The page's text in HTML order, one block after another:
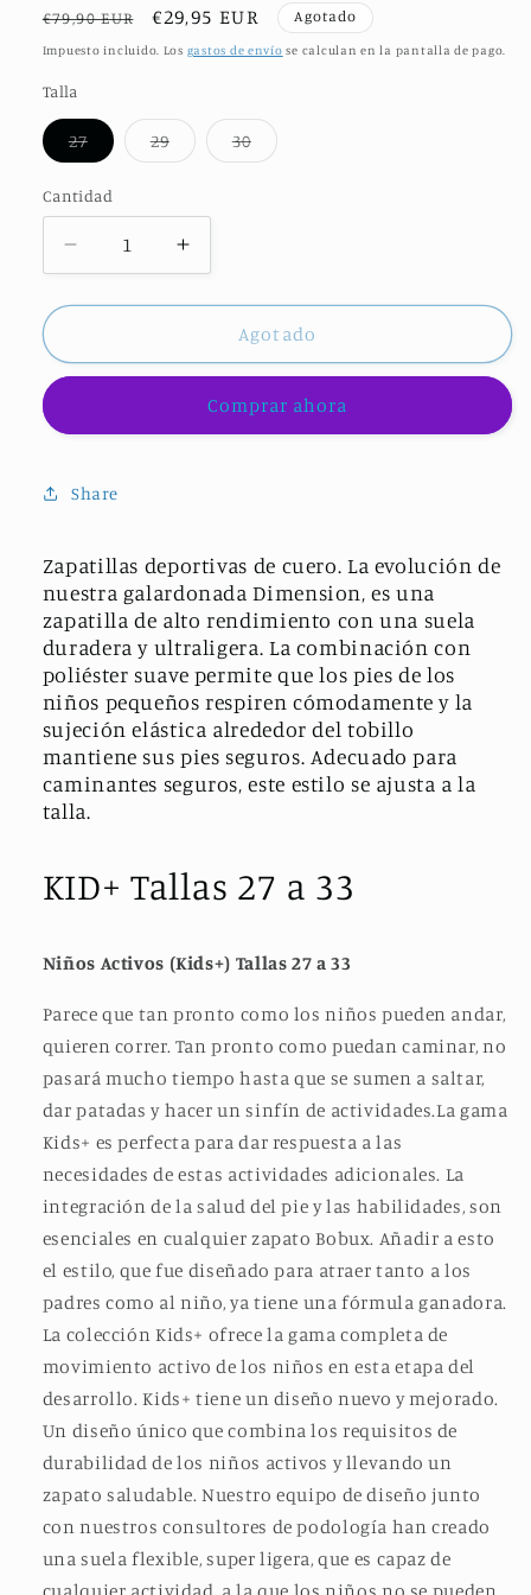
Precio
habitual
€79,90 EUR
Precio
de
€29,95 EUR Agotado
Impuesto incluido. Los gastos de envío se calculan en la pantalla de pago.
Talla
27
Variante
o
no
disponible
29
Variante
disponible
30
Variante
Cantidad
Reducir
cantidad
para
III
WHITE
Aumentar
cantidad
para
DIMENSION
III
&amp;
WHITE
Agotado
Comprar ahora
Share
Zapatillas deportivas de cuero. La evolución de
nuestra galardonada Dimension, es una
zapatilla de alto rendimiento con una suela
duradera y ultraligera. La combinación con
poliéster suave permite que los pies de los
niños pequeños respiren cómodamente y la
sujeción elástica alrededor del tobillo
mantiene sus pies seguros. Adecuado para
caminantes seguros, este estilo se ajusta a la
talla.
KID+ Tallas 27 a 33
Niños Activos (Kids+) Tallas 27 a 33
Parece que tan pronto como los niños pueden andar,
quieren correr. Tan pronto como puedan caminar, no
pasará mucho tiempo hasta que se sumen a saltar,
dar patadas y hacer un sinfín de actividades.La gama
Kids+ es perfecta para dar respuesta a las
necesidades de estas actividades adicionales. La
integración de la salud del pie y las habilidades, son
esenciales en cualquier zapato Bobux. Añadir a esto
el estilo, que fue diseñado para atraer tanto a los
padres como al niño, ya tiene una fórmula ganadora.
La colección Kids+ ofrece la gama completa de
movimiento activo de los niños en esta etapa del
desarrollo. Kids+ tiene un diseño nuevo y mejorado.
Un diseño único que combina los requisitos de
durabilidad de los niños activos y llevando un
zapato saludable. Nuestro equipo de diseño junto
con nuestros consultores de podología han creado
una suela flexible, super ligera, que es capaz de
cualquier actividad, a la que los niños no se pueden